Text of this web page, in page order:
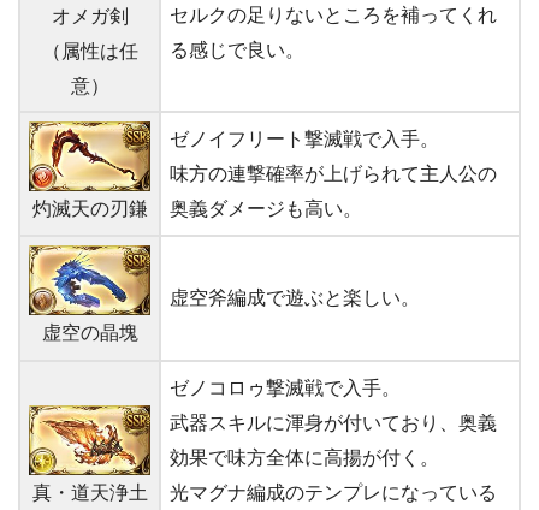
オメガ剣
（属性は任
意）
セルクの足りないところを補ってくれ
る感じで良い。
灼滅天の刃鎌
ゼノイフリート撃滅戦で入手。
味方の連撃確率が上げられて主人公の
奥義ダメージも高い。
虚空の晶塊
虚空斧編成で遊ぶと楽しい。
真・道天浄土
ゼノコロゥ撃滅戦で入手。
武器スキルに渾身が付いており、奥義
効果で味方全体に高揚が付く。
光マグナ編成のテンプレになっている